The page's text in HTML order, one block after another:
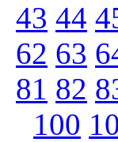
43 44
62 63
81 82
100